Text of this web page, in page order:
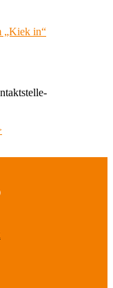
„Kiek in“